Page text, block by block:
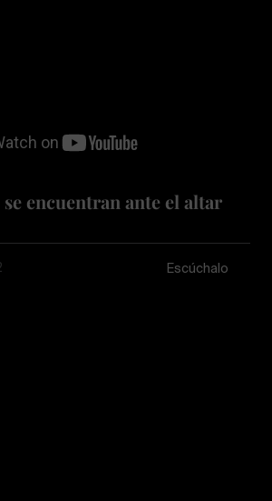
encuentran ante el altar
Escúchalo